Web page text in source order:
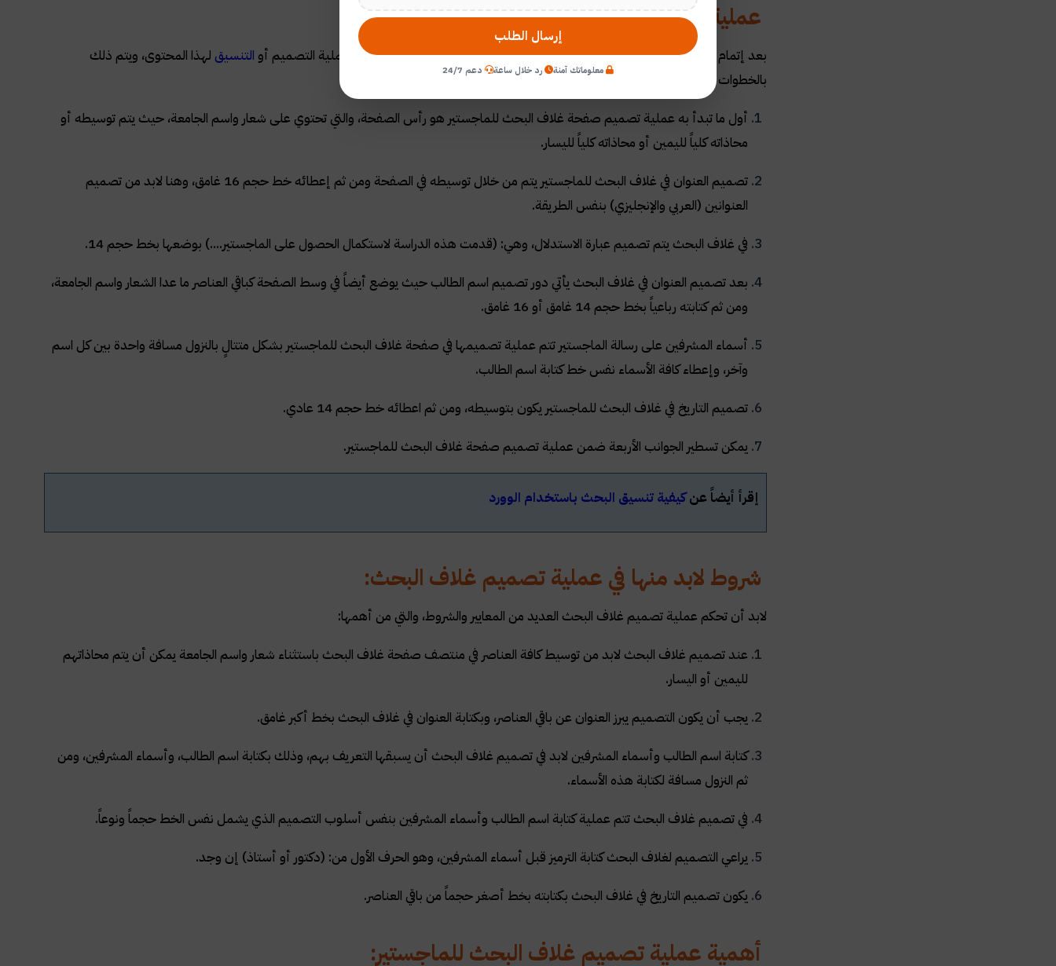
عملية تصميم صفحة غلاف البحث للماجستير:
بعد إتمام عملية الكتابة لغلاف البحث للماجستير وتضمين كافة المعلومات فيها، تأتي عملية التصميم أو التنسيق لهذا المحتوى، ويتم ذلك
بالخطوات التالية:
أول ما تبدأ به عملية تصميم صفحة غلاف البحث للماجستير هو رأس الصفحة، والتي تحتوي على شعار واسم الجامعة، حيث يتم توسيطه أو
محاذاته كلياً لليمين أو محاذاته كلياً لليسار.
تصميم العنوان في غلاف البحث للماجستير يتم من خلال توسيطه في الصفحة ومن ثم إعطائه خط حجم 16 غامق، وهنا لابد من تصميم
العنوانين (العربي والإنجليزي) بنفس الطريقة.
في غلاف البحث يتم تصميم عبارة الاستدلال، وهي: (قدمت هذه الدراسة لاستكمال الحصول على الماجستير....) بوضعها بخط حجم 14.
بعد تصميم العنوان في غلاف البحث يأتي دور تصميم اسم الطالب حيث يوضع أيضاً في وسط الصفحة كباقي العناصر ما عدا الشعار واسم الجامعة،
ومن ثم كتابته رباعياً بخط حجم 14 غامق أو 16 غامق.
أسماء المشرفين على رسالة الماجستير تتم عملية تصميمها في صفحة غلاف البحث للماجستير بشكل متتالٍ بالنزول مسافة واحدة بين كل اسم
وآخر، وإعطاء كافة الأسماء نفس خط كتابة اسم الطالب.
تصميم التاريخ في غلاف البحث للماجستير يكون بتوسيطه، ومن ثم اعطائه خط حجم 14 عادي.
يمكن تسطير الجوانب الأربعة ضمن عملية تصميم صفحة غلاف البحث للماجستير.
إقرأ أيضاً عنكيفية تنسيق البحث باستخدام الوورد
شروط لابد منها في عملية تصميم غلاف البحث:
لابد أن تحكم عملية تصميم غلاف البحث العديد من المعايير والشروط، والتي من أهمها:
عند تصميم غلاف البحث لابد من توسيط كافة العناصر في منتصف صفحة غلاف البحث باستثناء شعار واسم الجامعة يمكن أن يتم محاذاتهم
لليمين أو اليسار.
يجب أن يكون التصميم يبرز العنوان عن باقي العناصر، وبكتابة العنوان في غلاف البحث بخط أكبر غامق.
كتابة اسم الطالب وأسماء المشرفين لابد في تصميم غلاف البحث أن يسبقها التعريف بهم، وذلك بكتابة اسم الطالب، وأسماء المشرفين، ومن
ثم النزول مسافة لكتابة هذه الأسماء.
في تصميم غلاف البحث تتم عملية كتابة اسم الطالب وأسماء المشرفين بنفس أسلوب التصميم الذي يشمل نفس الخط حجماً ونوعاً.
يراعي التصميم لغلاف البحث كتابة الترميز قبل أسماء المشرفين، وهو الحرف الأول من: (دكتور أو أستاذ) إن وجد.
يكون تصميم التاريخ في غلاف البحث بكتابته بخط أصغر حجماً من باقي العناصر.
أهمية عملية تصميم غلاف البحث للماجستير:
إرسال الطلب
معلوماتك آمنة رد خلال ساعة دعم 24/7